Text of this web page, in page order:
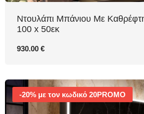
Ντουλάπι Μπάνιου Με
100 x 50εκ
930.00 €
-20% με τον κωδικό 20PROMO